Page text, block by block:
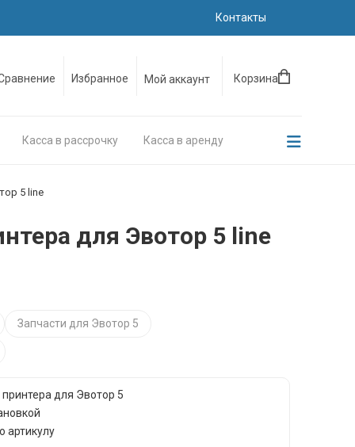
Контакты
Избранное Мой аккаунт Корзина
Касса в рассрочку Касса в аренду
5 line
для Эвотор 5 line
Запчасти для Эвотор 5
для Эвотор 5
артикулу